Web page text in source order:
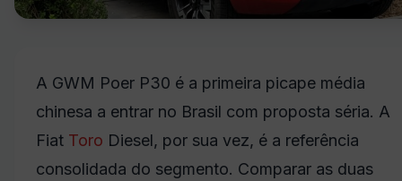
A GWM Poer P30 é a primeira picape média
chinesa a entrar no Brasil com proposta séria. A
Fiat Toro Diesel, por sua vez, é a referência
consolidada do segmento. Comparar as duas